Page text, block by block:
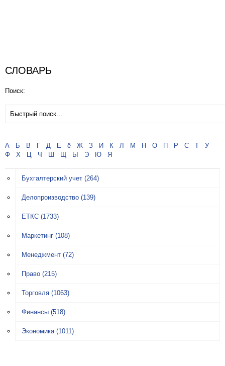
СЛОВАРЬ
Поиск:
А Б В Г Д Е ё Ж З И К Л М Н О П Р С Т
У
Ф
Х Ц Ч Ш Щ Ы Э Ю Я
Бухгалтерский учет (264)
Делопроизводство (139)
ЕТКС (1733)
Маркетинг (108)
Менеджмент (72)
Право (215)
Торговля (1063)
Финансы (518)
Экономика (1011)